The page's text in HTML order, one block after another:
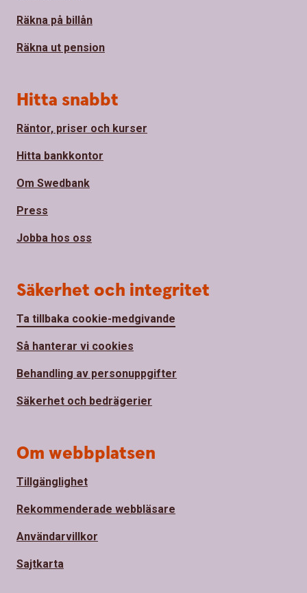
Räkna på billån
Räkna ut pension
Hitta snabbt
Räntor, priser och kurser
Hitta bankkontor
Om Swedbank
Press
Jobba hos oss
Säkerhet och integritet
Ta tillbaka cookie-medgivande
Så hanterar vi cookies
Behandling av personuppgifter
Säkerhet och bedrägerier
Om webbplatsen
Tillgänglighet
Rekommenderade webbläsare
Användarvillkor
Sajtkarta